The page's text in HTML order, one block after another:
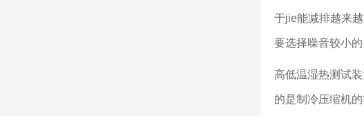
于jie能减排越来
要选择噪音较小的
高低温湿热测试
的是制冷压缩机